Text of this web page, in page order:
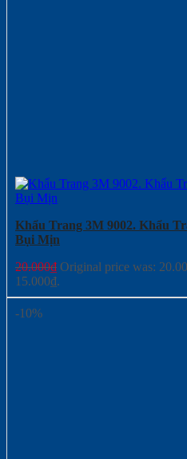
Khẩu Trang 3M 9002. Khẩu
Bụi Mịn
20.000₫ Original price was:
15.000₫.
-10%